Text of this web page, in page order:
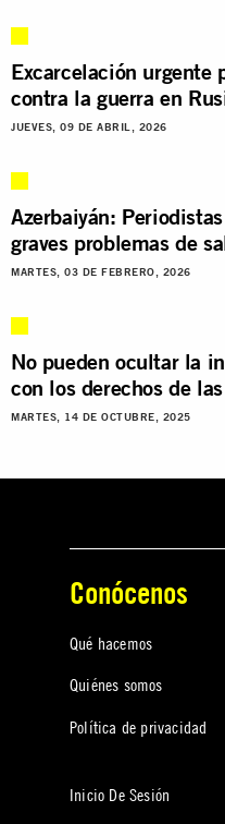
Excarcelación urgente
contra la guerra en
JUEVES, 09 DE ABRIL, 2026
Azerbaiyán:
graves problemas de
MARTES, 03 DE FEBRERO, 2026
No pueden ocultar la
con los derechos de
MARTES, 14 DE OCTUBRE, 2025
Conócenos
Qué hacemos
Quiénes somos
Política de privacidad
Inicio De Sesión